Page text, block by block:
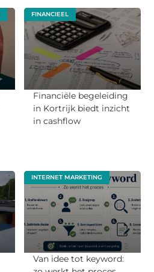
FINANCIEEL
Financiële begeleiding
in Kortrijk biedt inzicht
in cashflow
INTERNET MARKETING
Van idee tot keyword: